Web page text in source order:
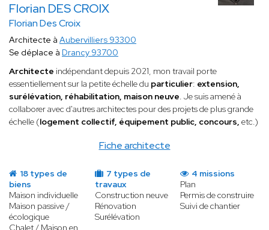
Florian DES CROIX
Florian Des Croix
Fiche architecte
Architecte à Aubervilliers 93300
Se déplace à Drancy 93700
Architecte indépendant depuis 2021, mon travail porte
essentiellement sur la petite échelle du particulier: extension,
surélévation, réhabilitation, maison neuve. Je suis amené à
collaborer avec d'autres architectes pour des projets de plus grande
échelle (logement collectif, équipement public, concours, etc.)
18 types de
biens
Maison individuelle
Maison passive /
écologique
7 types de
travaux
Construction neuve
Rénovation
Surélévation
4 missions
Plan
Permis de construire
Suivi de chantier